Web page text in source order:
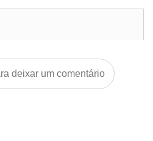
deixar um comentário